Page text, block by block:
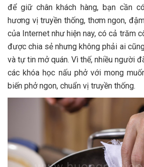
để giữ chân khách hàng, bạn cần
hương vị truyền thống, thơm ngon,
của Internet như hiện nay, có cả trăm
được chia sẻ nhưng không phải ai
và tự tin mở quán. Vì thế, nhiều người
các khóa học nấu phở với mong
biến phở ngon, chuẩn vị truyền thống.